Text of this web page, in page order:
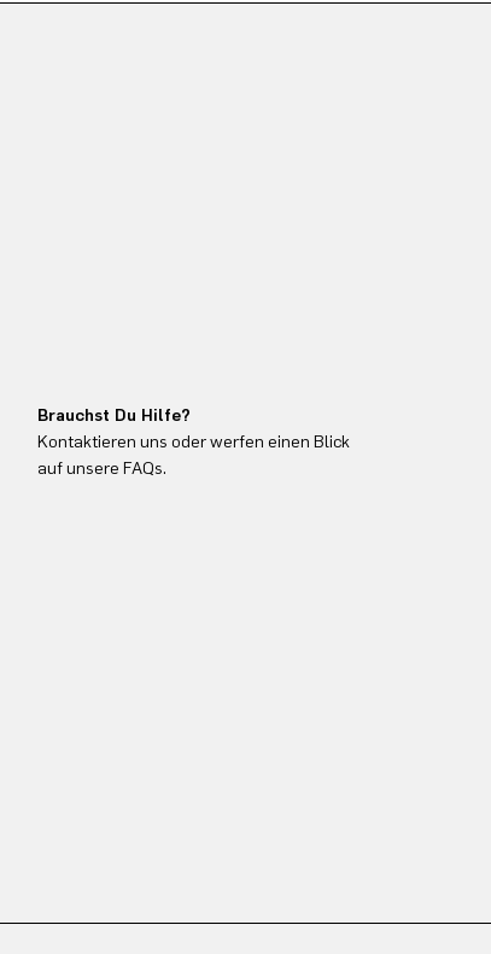
Brauchst Du Hilfe?
Kontaktieren uns oder werfen einen Blick
auf unsere FAQs.